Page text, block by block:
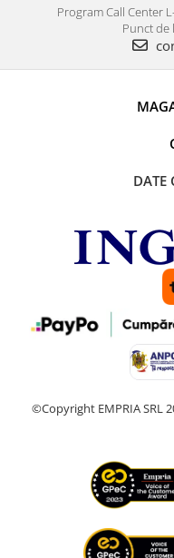
Program Call Center
Punct de
DATE
©Copyright EMPRIA SRL